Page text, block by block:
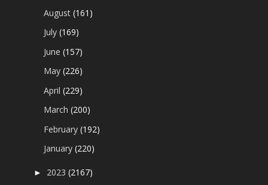
August(161)
July(169)
June(157)
May(226)
April(229)
March(200)
February(192)
January(220)
► 2023(2167)